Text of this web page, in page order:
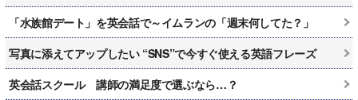
「水族館デート」を英会話で～イムランの「週末何してた？」
写真に添えてアップしたい “SNS”で今すぐ使える英語フレーズ
英会話スクール 講師の満足度で選ぶなら…？